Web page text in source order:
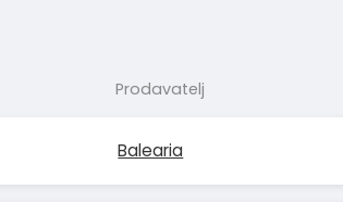
Prodavatelj
Balearia